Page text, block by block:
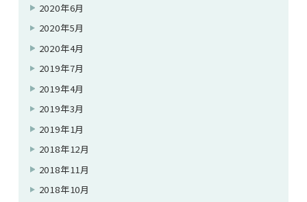
2020年6月
2020年5月
2020年4月
2019年7月
2019年4月
2019年3月
2019年1月
2018年12月
2018年11月
2018年10月